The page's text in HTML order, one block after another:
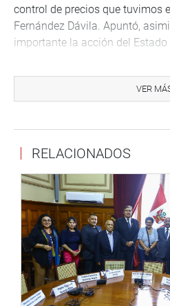
control de precios que tuvimos
Fernández Dávila. Apuntó,
importante la acción del Estado
de precios”, comentó, a su vez,
que se trataba de un caso
los medicamentos.
Aparte de los mencionados
Curioso Vílchez, de la
Salud (SUSALUD), y Ana María
Colegio Químico Farmacéutico
refirieron al tema. El primero,
eminentemente legalista e
segunda refirió que el caso
boticas, pero no de las
VER
RELACIONADOS